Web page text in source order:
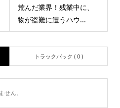
荒んだ業界！残業中に、
物が盗難に遭うハウ...
トラックバック ( 0 )
ん。